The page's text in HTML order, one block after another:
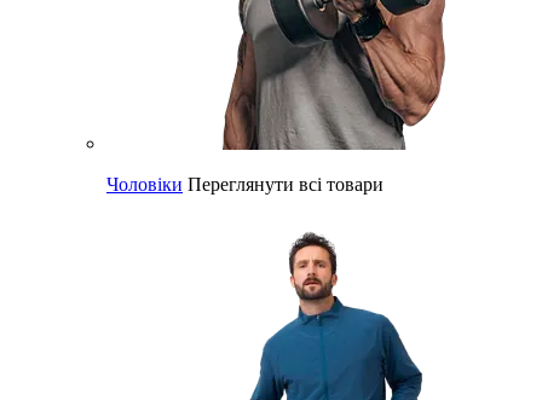
Чоловіки Переглянути всі товари